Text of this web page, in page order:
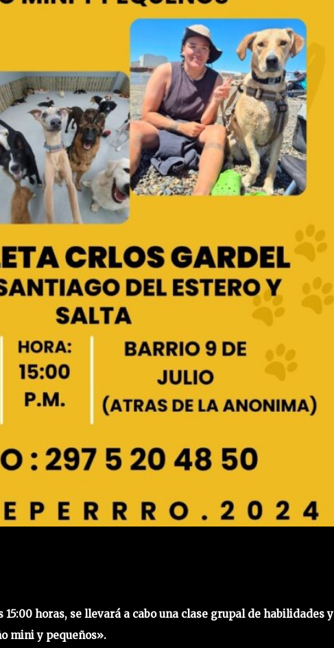
horas, se llevará a cabo una clase grupal de habilidades y
mini y pequeños».